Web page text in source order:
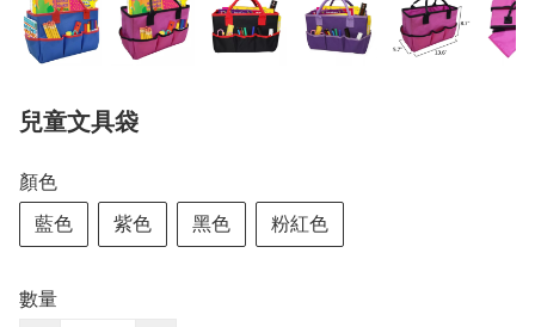
兒童文具袋
顏色
藍色 紫色 黑色 粉紅色
數量